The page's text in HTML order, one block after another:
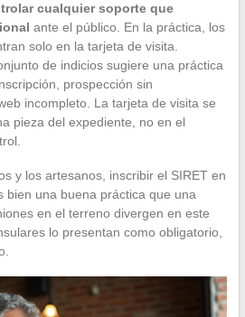
cualquier soporte que
ante el público. En la práctica, los
solo en la tarjeta de visita.
de indicios sugiere una práctica
prospección sin
incompleto. La tarjeta de visita se
pieza del expediente, no en el
y los artesanos, inscribir el SIRET en
bien una buena práctica que una
en el terreno divergen en este
lo presentan como obligatorio,